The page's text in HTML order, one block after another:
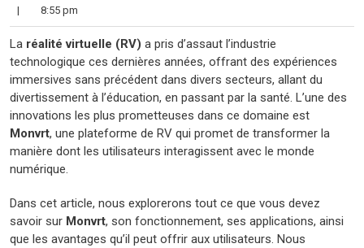
| 8:55 pm
La réalité virtuelle (RV) a pris d’assaut l’industrie
technologique ces dernières années, offrant des expériences
immersives sans précédent dans divers secteurs, allant du
divertissement à l’éducation, en passant par la santé. L’une des
innovations les plus prometteuses dans ce domaine est
Monvrt, une plateforme de RV qui promet de transformer la
manière dont les utilisateurs interagissent avec le monde
numérique.
Dans cet article, nous explorerons tout ce que vous devez
savoir sur Monvrt, son fonctionnement, ses applications, ainsi
que les avantages qu’il peut offrir aux utilisateurs. Nous